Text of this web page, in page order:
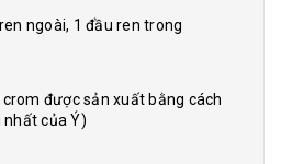
ngoài, 1 đầu ren trong
được sản xuất bằng cách
của Ý)